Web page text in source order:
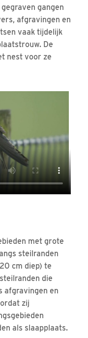
gangen
afgravingen en
vaak tijdelijk
De
nest voor ze
met grote
steilranden
cm diep) te
die
afgravingen en
zij
als slaapplaats.